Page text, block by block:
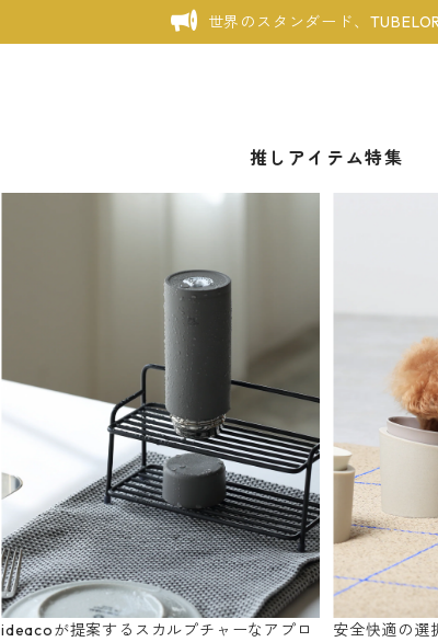
世界のスタンダード、
推しアイテム特集
ideacoが提案するスカルプチャーなアプロ
安全快適の選